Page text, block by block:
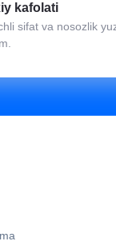
kafolati
sifat va nosozlik